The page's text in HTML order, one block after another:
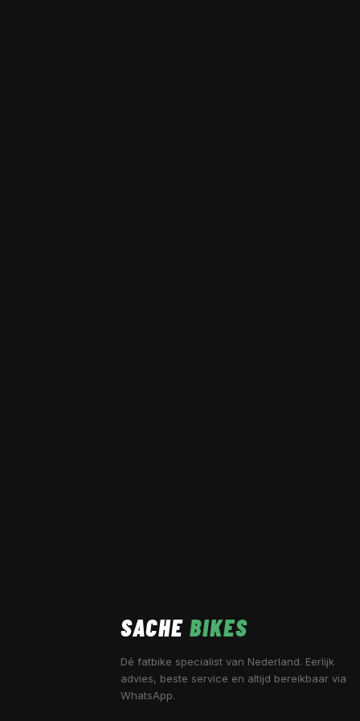
SACHE BIKES
Dé fatbike specialist van Nederland. Eerlijk
advies, beste service en altijd bereikbaar via
WhatsApp.